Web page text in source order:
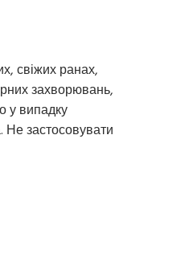
свіжих ранах,
захворювань,
у випадку
Не застосовувати